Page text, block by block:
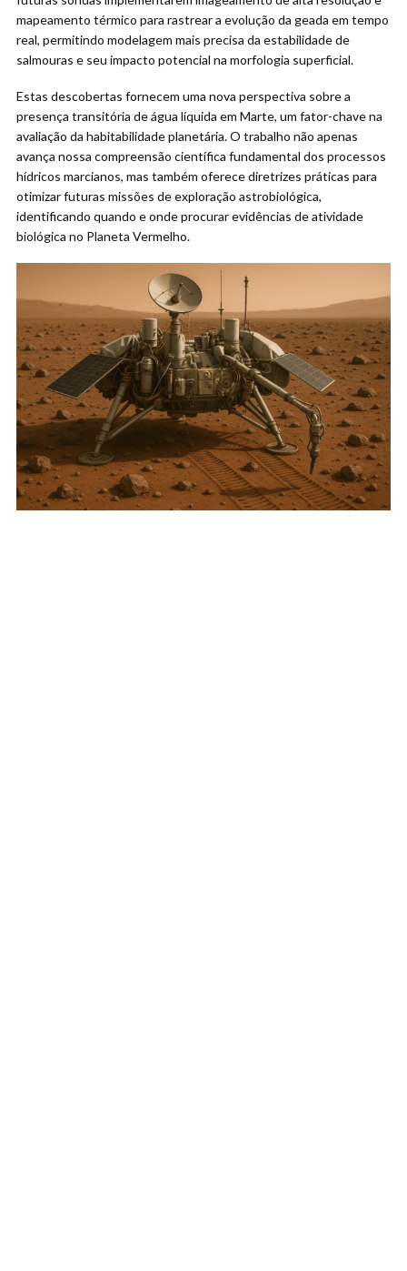
mapeamento térmico para rastrear a evolução da geada em tempo
real, permitindo modelagem mais precisa da estabilidade de
salmouras e seu impacto potencial na morfologia superficial.
Estas descobertas fornecem uma nova perspectiva sobre a
presença transitória de água líquida em Marte, um fator-chave na
avaliação da habitabilidade planetária. O trabalho não apenas
avança nossa compreensão científica fundamental dos processos
hídricos marcianos, mas também oferece diretrizes práticas para
otimizar futuras missões de exploração astrobiológica,
identificando quando e onde procurar evidências de atividade
biológica no Planeta Vermelho.